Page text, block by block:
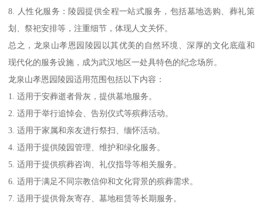
8. 人性化服务：陵园提供全程一站式服务，包括墓地选购、葬礼策
划、祭祀安排等，注重细节，体现人文关怀。
总之，龙泉山孝恩园陵园以其优美的自然环境、深厚的文化底蕴和
现代化的服务设施，成为武汉地区一处具特色的纪念场所。
龙泉山孝恩园陵园适用范围包括以下内容：
1. 适用于安葬逝者骨灰，提供墓地服务。
2. 适用于举行追悼会、告别仪式等殡葬活动。
3. 适用于家属和亲友进行祭扫、缅怀活动。
4. 适用于提供陵园管理、维护和绿化服务。
5. 适用于提供殡葬咨询、礼仪指导等相关服务。
6. 适用于满足不同宗教信仰和文化背景的殡葬需求。
7. 适用于提供骨灰寄存、墓地租赁等长期服务。